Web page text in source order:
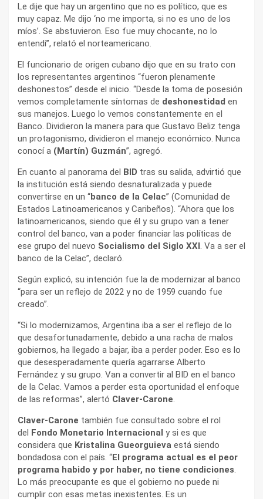
Le dije que hay un argentino que no es político, que es
muy capaz. Me dijo ‘no me importa, si no es uno de los
míos’. Se abstuvieron. Eso fue muy chocante, no lo
entendí”, relató el norteamericano.
El funcionario de origen cubano dijo que en su trato con
los representantes argentinos “fueron plenamente
deshonestos” desde el inicio. “Desde la toma de posesión
vemos completamente síntomas de deshonestidad en
sus manejos. Luego lo vemos constantemente en el
Banco. Dividieron la manera para que Gustavo Beliz tenga
un protagonismo, dividieron el manejo económico. Nunca
conocí a (Martín) Guzmán”, agregó.
En cuanto al panorama del BID tras su salida, advirtió que
la institución está siendo desnaturalizada y puede
convertirse en un “banco de la Celac” (Comunidad de
Estados Latinoamericanos y Caribeños). “Ahora que los
latinoamericanos, siendo que él y su grupo van a tener
control del banco, van a poder financiar las políticas de
ese grupo del nuevo Socialismo del Siglo XXI. Va a ser el
banco de la Celac”, declaró.
Según explicó, su intención fue la de modernizar al banco
“para ser un reflejo de 2022 y no de 1959 cuando fue
creado”.
“Si lo modernizamos, Argentina iba a ser el reflejo de lo
que desafortunadamente, debido a una racha de malos
gobiernos, ha llegado a bajar, iba a perder poder. Eso es lo
que desesperadamente quería agarrarse Alberto
Fernández y su grupo. Van a convertir al BID en el banco
de la Celac. Vamos a perder esta oportunidad el enfoque
de las reformas”, alertó Claver-Carone.
Claver-Carone también fue consultado sobre el rol
del Fondo Monetario Internacional y si es que
considera que Kristalina Gueorguieva está siendo
bondadosa con el país. “El programa actual es el peor
programa habido y por haber, no tiene condiciones.
Lo más preocupante es que el gobierno no puede ni
cumplir con esas metas inexistentes. Es un